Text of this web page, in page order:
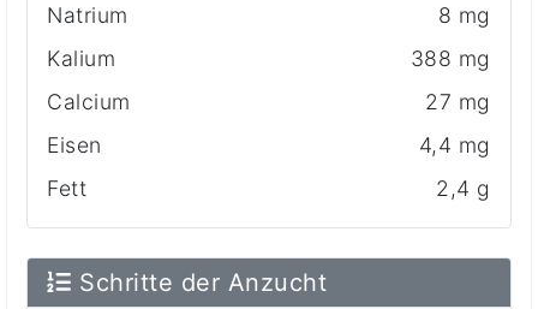
Natrium
8 mg
Kalium
388 mg
Calcium
27 mg
Eisen
4,4 mg
Fett
2,4 g
Schritte der Anzucht